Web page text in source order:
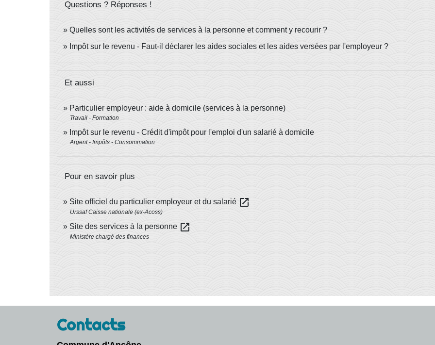
Questions ? Réponses !
Quelles sont les activités de services à la personne et comment y recourir ?
Impôt sur le revenu - Faut-il déclarer les aides sociales et les aides versées par l'employeur ?
Et aussi
Particulier employeur : aide à domicile (services à la personne)
Travail - Formation
Impôt sur le revenu - Crédit d'impôt pour l'emploi d'un salarié à domicile
Argent - Impôts - Consommation
Pour en savoir plus
Site officiel du particulier employeur et du salarié open_in_new
Urssaf Caisse nationale (ex-Acoss)
Site des services à la personne open_in_new
Ministère chargé des finances
Contacts